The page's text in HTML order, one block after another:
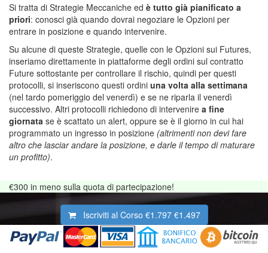
Si tratta di Strategie Meccaniche ed è tutto già pianificato a
priori: conosci già quando dovrai negoziare le Opzioni per
entrare in posizione e quando intervenire.
Su alcune di queste Strategie, quelle con le Opzioni sui Futures,
inseriamo direttamente in piattaforme degli ordini sul contratto
Future sottostante per controllare il rischio, quindi per questi
protocolli, si inseriscono questi ordini una volta alla settimana
(nel tardo pomeriggio del venerdì) e se ne riparla il venerdì
successivo. Altri protocolli richiedono di intervenire a fine
giornata se è scattato un alert, oppure se è il giorno in cui hai
programmato un ingresso in posizione (altrimenti non devi fare
altro che lasciar andare la posizione, e darle il tempo di maturare
un profitto).
€300 in meno sulla quota di partecipazione!
Iscriviti al Corso €1.797 €1.497